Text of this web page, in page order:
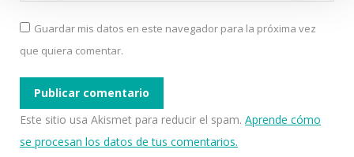
Guardar mis datos en este navegador para la próxima vez
que quiera comentar.
Publicar comentario
Este sitio usa Akismet para reducir el spam. Aprende cómo
se procesan los datos de tus comentarios.